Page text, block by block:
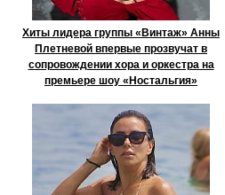
Хиты лидера группы «Винтаж» Анны
Плетневой впервые прозвучат в
сопровождении хора и оркестра на
премьере шоу «Ностальгия»